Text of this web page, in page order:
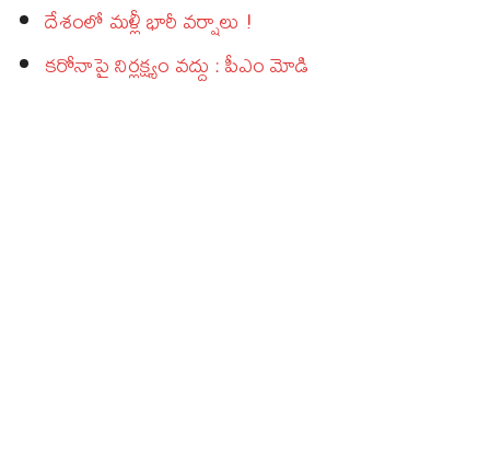
దేశంలో మళ్లీ భారీ వర్షాలు !
కరోనాపై నిర్లక్ష్యం వద్దు : పీఎం మోడి